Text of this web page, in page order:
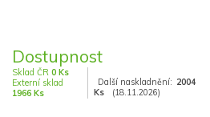
Dostupnost
Sklad ČR 0 Ks
Externí sklad
1966 Ks
Další naskladnění: 2004
Ks
(18.11.2026)